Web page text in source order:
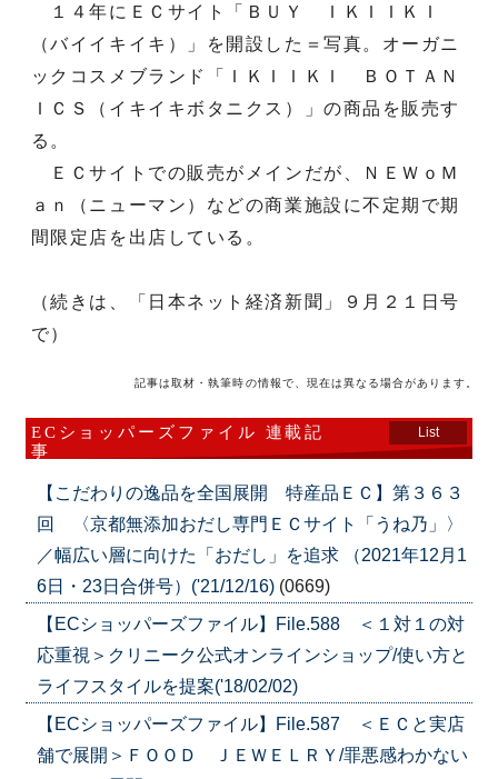
１４年にＥＣサイト「ＢＵＹ ＩＫＩＩＫＩ
（バイイキイキ）」を開設した＝写真。オーガニ
ックコスメブランド「ＩＫＩＩＫＩ ＢＯＴＡＮ
ＩＣＳ（イキイキボタニクス）」の商品を販売す
る。
ＥＣサイトでの販売がメインだが、ＮＥＷｏＭ
ａｎ（ニューマン）などの商業施設に不定期で期
間限定店を出店している。
（続きは、「日本ネット経済新聞」９月２１日号
で）
記事は取材・執筆時の情報で、現在は異なる場合があります。
ECショッパーズファイル 連載記
事
List
【こだわりの逸品を全国展開 特産品ＥＣ】第３６３
回 〈京都無添加おだし専門ＥＣサイト「うね乃」〉
／幅広い層に向けた「おだし」を追求 （2021年12月1
6日・23日合併号）('21/12/16) (0669)
【ECショッパーズファイル】File.588 ＜１対１の対
応重視＞クリニーク公式オンラインショップ/使い方と
ライフスタイルを提案('18/02/02)
【ECショッパーズファイル】File.587 ＜ＥＣと実店
舗で展開＞ＦＯＯＤ ＪＥＷＥＬＲＹ/罪悪感わかない